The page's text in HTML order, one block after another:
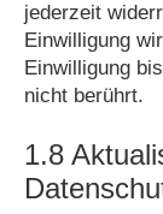
jederzeit
Einwilligung
Einwilligung
nicht berührt.
1.8